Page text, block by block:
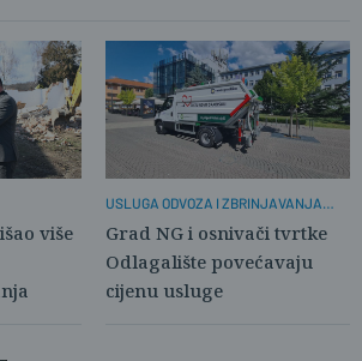
više
USLUGA ODVOZA I ZBRINJAVANJA
Grad NG i osnivači tvrtke
Odlagalište povećavaju
cijenu usluge